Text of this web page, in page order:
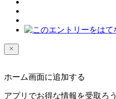
ホーム画面に追加する
アプリでお得な情報を受取ろう